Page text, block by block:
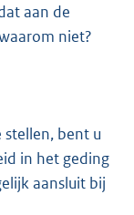
aan de
niet?
bent u
in het geding
aansluit bij